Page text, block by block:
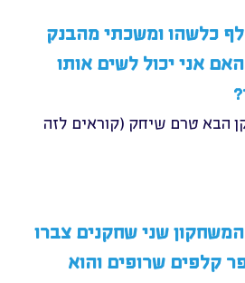
כלשהו ומשכתי מהבנק
אני יכול לשים אותו
הבא טרם שיחק (קוראים לזה
שני שחקנים צברו
קלפים שרופים והוא